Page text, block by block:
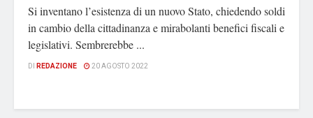
Si inventano l’esistenza di un nuovo Stato, chiedendo soldi
in cambio della cittadinanza e mirabolanti benefici fiscali e
legislativi. Sembrerebbe ...
DI REDAZIONE 20 AGOSTO 2022